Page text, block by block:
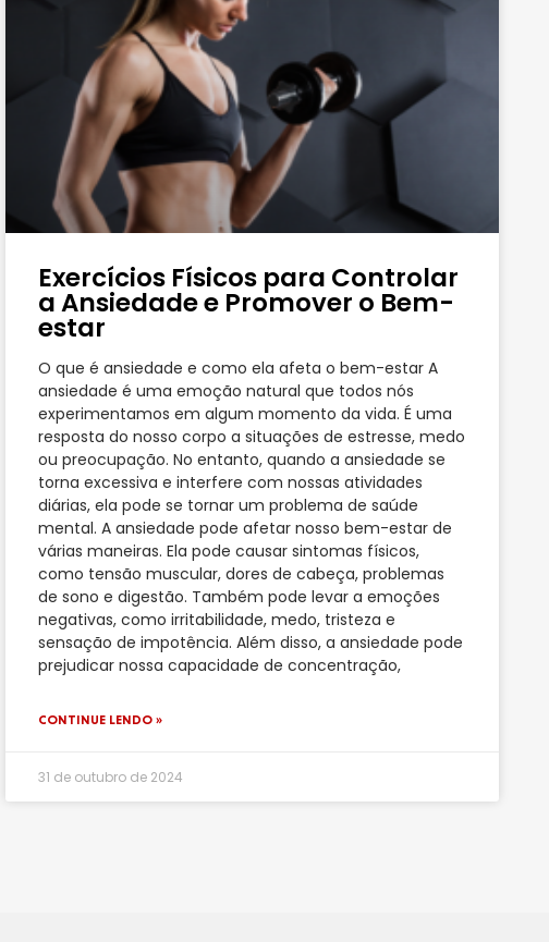
Exercícios Físicos para Controlar
a Ansiedade e Promover o Bem-
estar
O que é ansiedade e como ela afeta o bem-estar A
ansiedade é uma emoção natural que todos nós
experimentamos em algum momento da vida. É uma
resposta do nosso corpo a situações de estresse, medo
ou preocupação. No entanto, quando a ansiedade se
torna excessiva e interfere com nossas atividades
diárias, ela pode se tornar um problema de saúde
mental. A ansiedade pode afetar nosso bem-estar de
várias maneiras. Ela pode causar sintomas físicos,
como tensão muscular, dores de cabeça, problemas
de sono e digestão. Também pode levar a emoções
negativas, como irritabilidade, medo, tristeza e
sensação de impotência. Além disso, a ansiedade pode
prejudicar nossa capacidade de concentração,
CONTINUE LENDO »
31 de outubro de 2024